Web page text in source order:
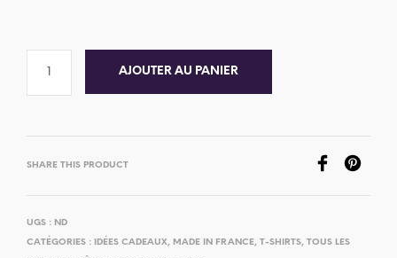
AJOUTER AU PANIER
SHARE THIS PRODUCT
UGS : ND
CATÉGORIES :
IDÉES CADEAUX, MADE IN FRANCE, T-SHIRTS, TOUS LES